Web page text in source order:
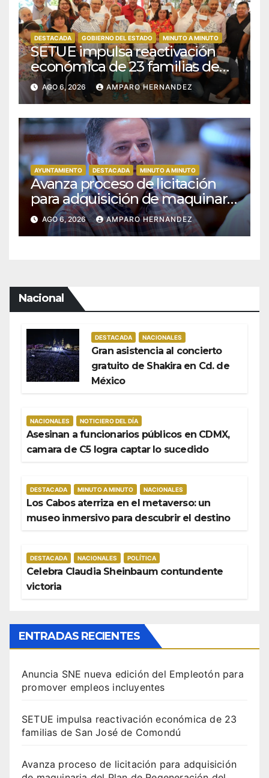
DESTACADA GOBIERNO DEL ESTADO MINUTO A MINUTO
SETUE impulsa reactivación
económica de 23 familias de
San José de Comondú
AGO 6, 2026 AMPARO HERNANDEZ
AYUNTAMIENTO DESTACADA MINUTO A MINUTO
Avanza proceso de licitación
para adquisición de maquinaria
del Plan de Regeneración del
Estero Josefino
AGO 6, 2026 AMPARO HERNANDEZ
Nacional
DESTACADA NACIONALES
Gran asistencia al concierto
gratuito de Shakira en Cd. de
México
NACIONALES NOTICIERO DEL DÍA
Asesinan a funcionarios públicos en CDMX,
camara de C5 logra captar lo sucedido
DESTACADA MINUTO A MINUTO NACIONALES
Los Cabos aterriza en el metaverso: un
museo inmersivo para descubrir el destino
DESTACADA NACIONALES POLÍTICA
Celebra Claudia Sheinbaum contundente
victoria
ENTRADAS RECIENTES
Anuncia SNE nueva edición del Empleotón para
promover empleos incluyentes
SETUE impulsa reactivación económica de 23
familias de San José de Comondú
Avanza proceso de licitación para adquisición